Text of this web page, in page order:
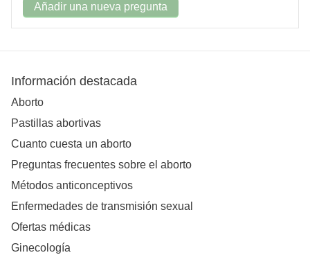
Añadir una nueva pregunta
Información destacada
Aborto
Pastillas abortivas
Cuanto cuesta un aborto
Preguntas frecuentes sobre el aborto
Métodos anticonceptivos
Enfermedades de transmisión sexual
Ofertas médicas
Ginecología